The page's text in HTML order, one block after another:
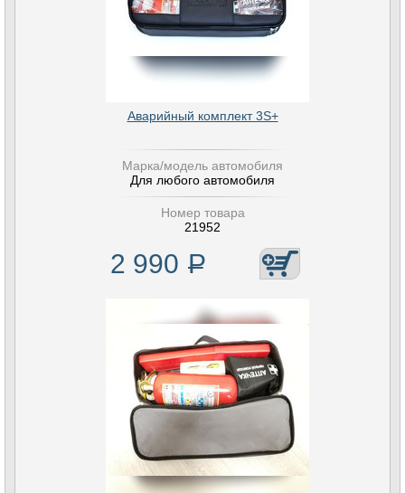
Аварийный комплект 3S+
Марка/модель автомобиля
Для любого автомобиля
Номер товара
21952
2 990 Р